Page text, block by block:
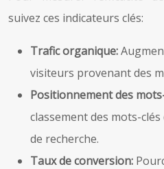
suivez ces indicateurs clés:
Trafic organique:
visiteurs provenant des
Positionnement des
classement des mots-
de recherche.
Taux de conversion: